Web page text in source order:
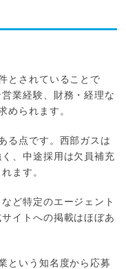
とされていることで
業経験、財務・経理な
められます。
る点です。西部ガスは
、中途採用は欠員補充
ます。
ど特定のエージェント
イトへの掲載はほぼあ
という知名度から応募